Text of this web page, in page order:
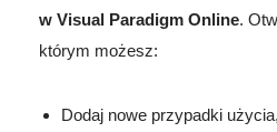
w Visual Paradigm Online.
którym możesz:
Dodaj nowe przypadki